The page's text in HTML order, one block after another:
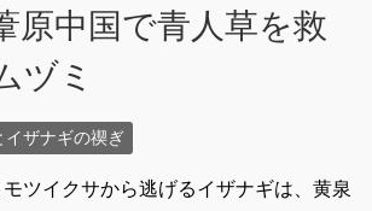
原中国で青人草を救
ヅミ
イザナギの禊ぎ
ツイクサから逃げるイザナギは、黄泉